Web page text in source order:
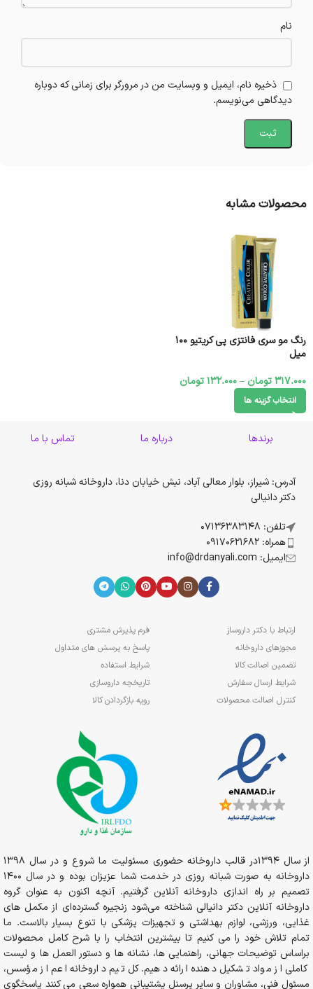
نام
ذخیره نام، ایمیل و وبسایت من در مرورگر برای زمانی که دوباره
دیدگاهی می‌نویسم.
محصولات مشابه
رنگ مو سری فانتزی پی کریتیو 100
میل
317.000تومان –
132.000تومان
انتخاب گزینه ها
برندها درباره ما تماس با ما
آدرس: شیراز، بلوار معالی آباد، نبش خیابان دنا، داروخانه شبانه روزی
دکتر دانیالی
تلفن: 07136383148
همراه: 09170621682
ایمیل: info@drdanyali.com
ارتباط با دکتر داروساز
مجوزهای داروخانه
تضمین اصالت کالا
شرایط ارسال سفارش
کنترل اصالت محصولات
فرم پذیرش مشتری
پاسخ به پرسش های متداول
شرایط استفاده
تاریخچه داروسازی
رویه بازگردادن کالا
از سال 1394در قالب داروخانه حضوری مسئولیت ما شروع و در سال 1398
داروخانه به صورت شبانه روزی در خدمت شما عزیزان بوده و در سال 1400
تصمیم بر راه اندازی داروخانه آنلاین گرفتیم. آنچه اکنون به عنوان گروه
داروخانه آنلاین دکتر دانیالی شناخته می‌شود زنجیره گسترده‌ای از مکمل های
غذایی، ورزشی، لوازم بهداشتی و تجهیزات پزشکی با تنوع بسیار بالاست. ما
تمام تلاش خود را می کنیم تا بیشترین انتخاب را با شرح کامل محصولات
براساس توضیحات جهانی، راهنمایی ها، نشانه ها و دستور العمل ها و لیست
کاملی از مواد تشکیل دهنده ارائه دهیم. کل تیم داروخانه اعم از مؤسس،
مسئول فنی، مشاوران و سایر پرسنل پشتیبانی همواره سعی می کنند پاسخگوی